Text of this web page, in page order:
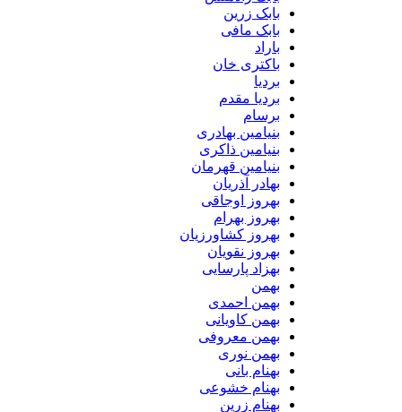
بابک زرین
بابک مافی
باراد
باکتری خان
بردیا
بردیا مقدم
برسام
بنیامین بهادری
بنیامین ذاکری
بنیامین قهرمان
بهادر آذریان
بهروز اوجاقی
بهروز بهرام
بهروز کشاورزیان
بهروز نقویان
بهزاد پارسایی
بهمن
بهمن احمدی
بهمن کاویانی
بهمن معروفی
بهمن نوری
بهنام بانی
بهنام خشوعی
بهنام زرین